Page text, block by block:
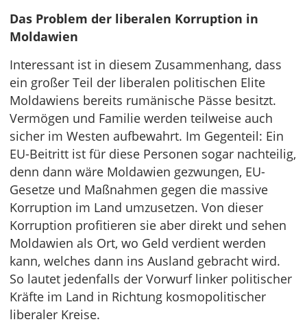
Das Problem der liberalen Korruption in
Moldawien
Interessant ist in diesem Zusammenhang, dass
ein großer Teil der liberalen politischen Elite
Moldawiens bereits rumänische Pässe besitzt.
Vermögen und Familie werden teilweise auch
sicher im Westen aufbewahrt. Im Gegenteil: Ein
EU-Beitritt ist für diese Personen sogar nachteilig,
denn dann wäre Moldawien gezwungen, EU-
Gesetze und Maßnahmen gegen die massive
Korruption im Land umzusetzen. Von dieser
Korruption profitieren sie aber direkt und sehen
Moldawien als Ort, wo Geld verdient werden
kann, welches dann ins Ausland gebracht wird.
So lautet jedenfalls der Vorwurf linker politischer
Kräfte im Land in Richtung kosmopolitischer
liberaler Kreise.